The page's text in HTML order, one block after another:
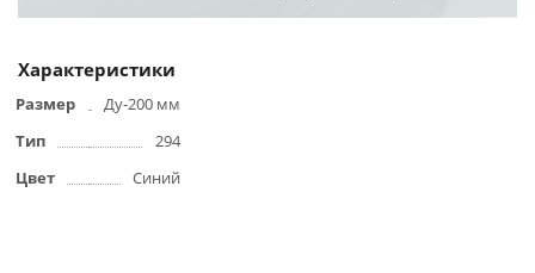
Характеристики
Размер
Ду-200 мм
Тип
294
Цвет
Синий